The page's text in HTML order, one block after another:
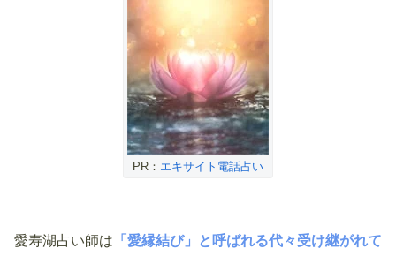
PR： エキサイト電話占い
愛寿湖占い師は 「愛縁結び」と呼ばれる代々受け継がれて